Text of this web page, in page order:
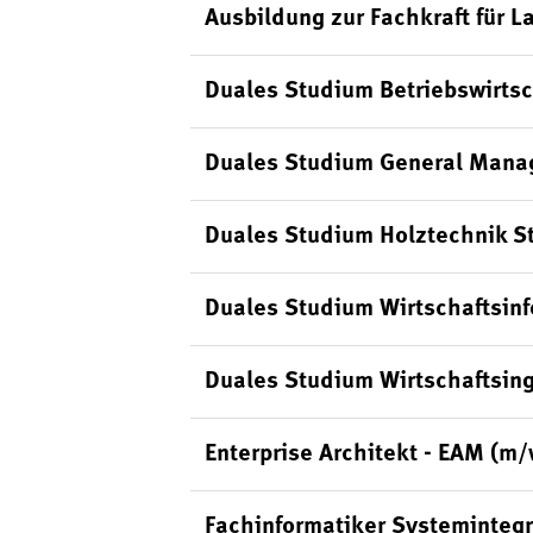
Ausbildung zur Fachkraft für
Duales Studium
Duales Studium General
Duales Studium Holztechnik
Duales Studium
Duales Studium
Enterprise Architekt - EAM
Fachinformatiker